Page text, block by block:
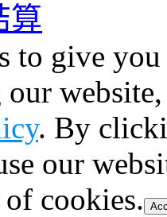
算
to give
. By
our
cookies.